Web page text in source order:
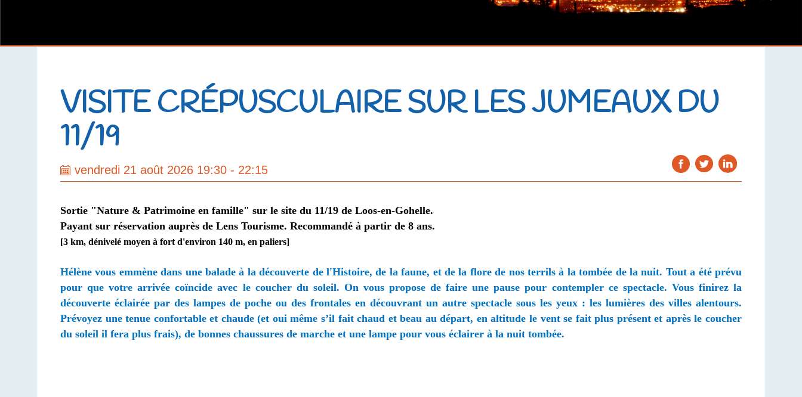
VISITE CRÉPUSCULAIRE SUR LES JUMEAUX DU
11/19
vendredi 21 août 2026 19:30 - 22:15
Sortie "Nature & Patrimoine en famille" sur le site du 11/19 de Loos-en-Gohelle.
Payant sur réservation auprès de Lens Tourisme. Recommandé à partir de 8 ans.
[3 km, dénivelé moyen à fort d'environ 140 m, en paliers]
Hélène vous emmène dans une balade à la découverte de l'Histoire, de la faune, et de la flore de nos terrils à la tombée de la nuit. Tout a été prévu
pour que votre arrivée coïncide avec le coucher du soleil. On vous propose de faire une pause pour contempler ce spectacle. Vous finirez la
découverte éclairée par des lampes de poche ou des frontales en découvrant un autre spectacle sous les yeux : les lumières des villes alentours.
Prévoyez une tenue confortable et chaude (et oui même s’il fait chaud et beau au départ, en altitude le vent se fait plus présent et après le coucher
du soleil il fera plus frais), de bonnes chaussures de marche et une lampe pour vous éclairer à la nuit tombée.